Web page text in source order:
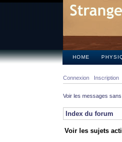
HOME
Connexion Inscription
Voir les messages
Index du forum
Voir les sujets